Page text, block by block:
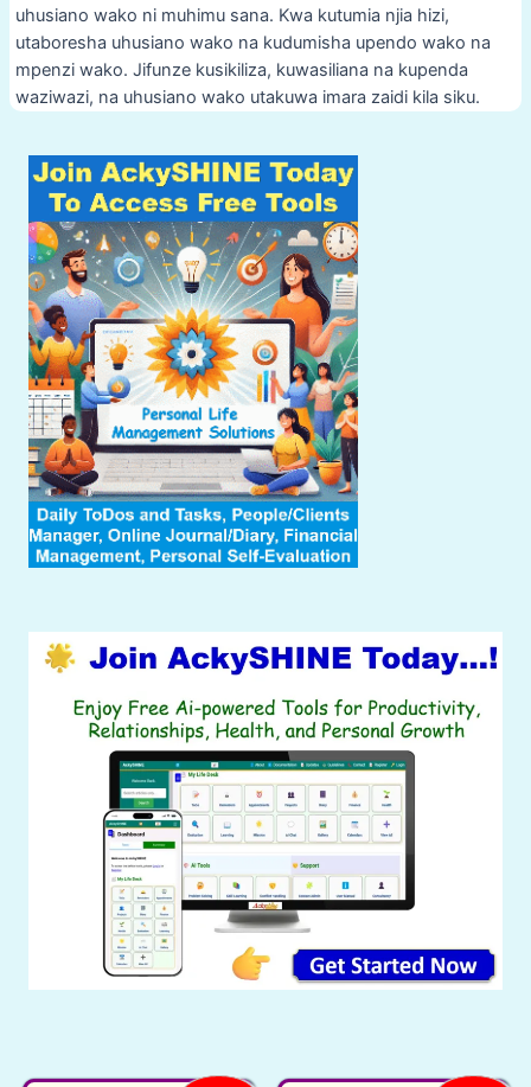
uhusiano wako ni muhimu sana. Kwa kutumia njia hizi,
utaboresha uhusiano wako na kudumisha upendo wako na
mpenzi wako. Jifunze kusikiliza, kuwasiliana na kupenda
waziwazi, na uhusiano wako utakuwa imara zaidi kila siku.
navigation